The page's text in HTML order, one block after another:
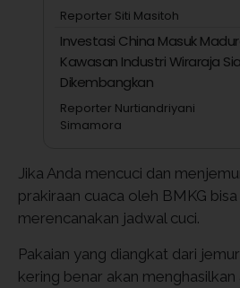
Reporter Siti Masitoh
Investasi China Masuk
Kawasan Industri Wiraraja
Dikembangkan
Reporter Nurtiandriyani
Simamora
Jika Anda mencuci dan
prakiraan cuaca oleh BMKG
merencanakan jadwal cuci.
Pakaian yang diangkat dari
kering benar akan